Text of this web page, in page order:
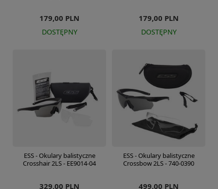
179,00 PLN
DOSTĘPNY
179,00 PLN
DOSTĘPNY
ESS - Okulary balistyczne
Crosshair 2LS - EE9014-04
329,00 PLN
ESS - Okulary balistyczne
Crossbow 2LS - 740-0390
499,00 PLN